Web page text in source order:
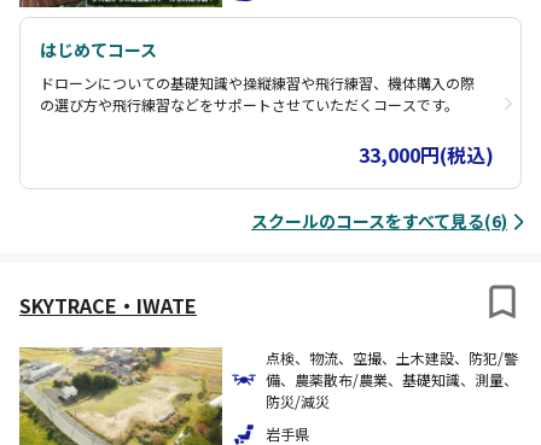
はじめてコース
ドローンについての基礎知識や操縦練習や飛行練習、機体購入の際
の選び方や飛行練習などをサポートさせていただくコースです。
33,000円(税込)
スクールのコースをすべて見る(6)
SKYTRACE・IWATE
点検、物流、空撮、土木建設、防犯/警
備、農薬散布/農業、基礎知識、測量、
防災/減災
岩手県